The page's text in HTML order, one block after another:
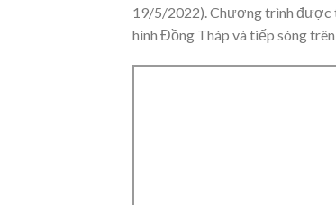
19/5/2022). Chương trình được
hình Đồng Tháp và tiếp sóng